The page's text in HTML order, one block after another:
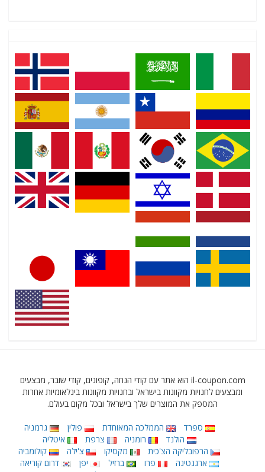
il-coupon.com הוא אתר עם קודי הנחה, קופונים, קודי שובר, מבצעים
ומבצעים לחנויות מקוונות בישראל ובחנויות מקוונות בינלאומיות אחרות
המספק את המוצרים שלך בישראל ובכל מקום בעולם.
ספרד הממלכה המאוחדת פולין
גרמניה
הולנד
רומניה צרפת
איטליה
הרפובליקה הצ'כית
מקסיקו צ'ילה
קולומביה
ארגנטינה
פרו ברזיל יפן
דרום קוריאה